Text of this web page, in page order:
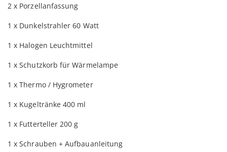
2 x Porzellanfassung
1 x Dunkelstrahler 60 Watt
1 x Halogen Leuchtmittel
1 x Schutzkorb für Wärmelampe
1 x Thermo / Hygrometer
1 x Kugeltränke 400 ml
1 x Futterteller 200 g
1 x Schrauben + Aufbauanleitung